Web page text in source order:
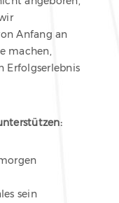
Anfang an
machen,
Erfolgserlebnis
sein
Angebot
gerne an.